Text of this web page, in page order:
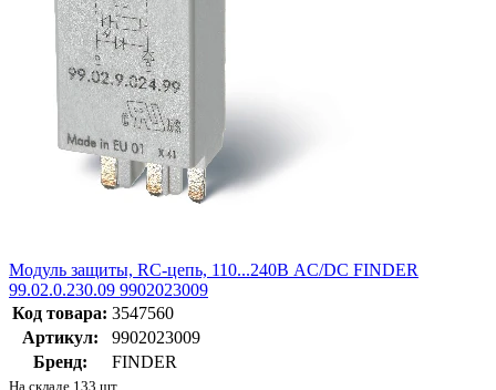
Модуль защиты, RC-цепь, 110...240В AC/DC FINDER
99.02.0.230.09 9902023009
Код товара: 3547560
Артикул:
9902023009
Бренд:
FINDER
На складе 133 шт